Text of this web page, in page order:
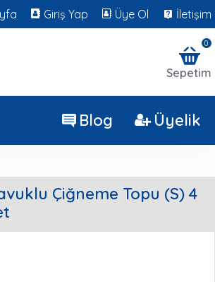
Giriş Yap Üye Ol İletişim
Sepetim
0
Blog Üyelik
Çiğneme Topu (S) 4